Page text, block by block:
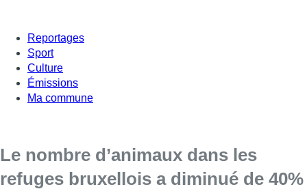
Reportages
Sport
Culture
Émissions
Ma commune
Le nombre d’animaux dans les
refuges bruxellois a diminué de 40%